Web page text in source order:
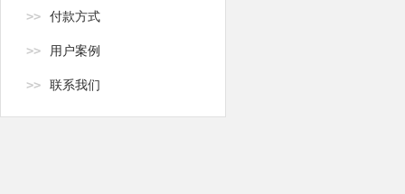
>> 付款方式
>> 用户案例
>> 联系我们